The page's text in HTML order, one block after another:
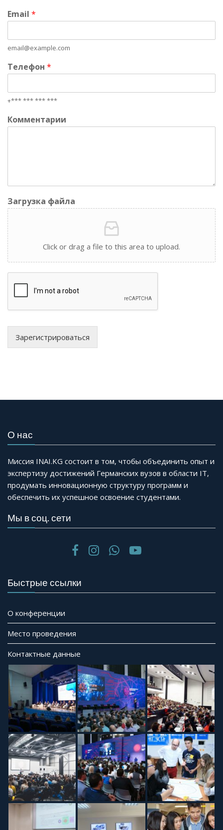
Email *
email@example.com
Телефон *
+*** *** *** ***
Комментарии
Загрузка файла
Click or drag a file to this area to upload.
Зарегистрироваться
О нас
Миссия INAI.KG состоит в том, чтобы объединить опыт и
экспертизу достижений Германских вузов в области IT,
продумать инновационную структуру программ и
обеспечить их успешное освоение студентами.
Мы в соц. сети
Быстрые ссылки
О конференции
Место проведения
Контактные данные